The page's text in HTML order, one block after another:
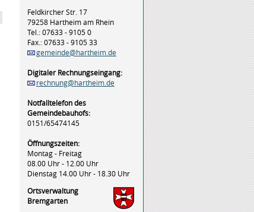
Feldkircher Str. 17
79258 Hartheim am Rhein
Tel.: 07633 - 9105 0
Fax.: 07633 - 9105 33
gemeinde@hartheim.de
Digitaler Rechnungseingang:
rechnung@hartheim.de
Notfalltelefon des
Gemeindebauhofs:
0151/65474145
Öffnungszeiten:
Montag - Freitag
08.00 Uhr - 12.00 Uhr
Dienstag 14.00 Uhr - 18.30 Uhr
Ortsverwaltung
Bremgarten